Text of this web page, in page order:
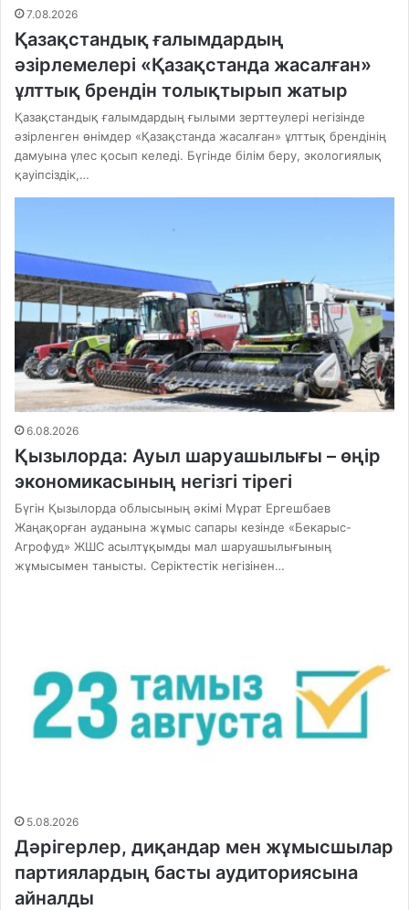
7.08.2026
Қазақстандық ғалымдардың
әзірлемелері «Қазақстанда жасалған»
ұлттық брендін толықтырып жатыр
Қазақстандық ғалымдардың ғылыми зерттеулері негізінде
әзірленген өнімдер «Қазақстанда жасалған» ұлттық брендінің
дамуына үлес қосып келеді. Бүгінде білім беру, экологиялық
қауіпсіздік,…
6.08.2026
Қызылорда: Ауыл шаруашылығы – өңір
экономикасының негізгі тірегі
Бүгін Қызылорда облысының әкімі Мұрат Ергешбаев
Жаңақорған ауданына жұмыс сапары кезінде «Бекарыс-
Агрофуд» ЖШС асылтұқымды мал шаруашылығының
жұмысымен танысты. Серіктестік негізінен…
5.08.2026
Дәрігерлер, диқандар мен жұмысшылар
партиялардың басты аудиториясына
айналды